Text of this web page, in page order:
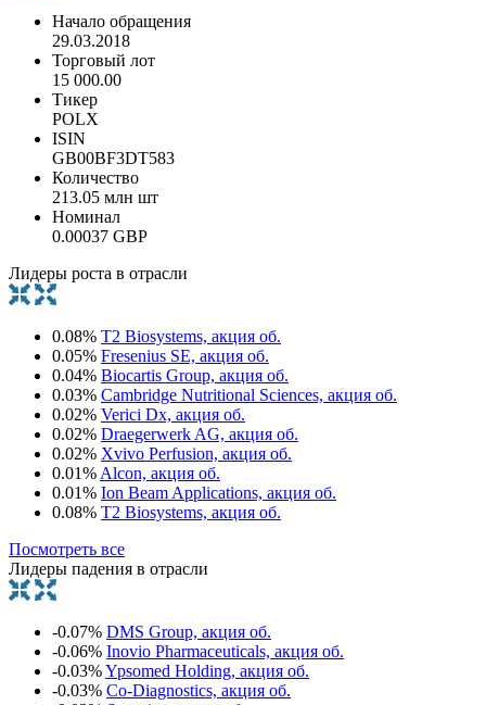
Начало обращения
29.03.2018
Торговый лот
15 000.00
Тикер
POLX
ISIN
GB00BF3DT583
Количество
213.05 млн шт
Номинал
0.00037 GBP
Лидеры роста в отрасли
0.08% T2 Biosystems, акция об.
0.05% Fresenius SE, акция об.
0.04% Biocartis Group, акция об.
0.03% Cambridge Nutritional Sciences, акция об.
0.02% Verici Dx, акция об.
0.02% Draegerwerk AG, акция об.
0.02% Xvivo Perfusion, акция об.
0.01% Alcon, акция об.
0.01% Ion Beam Applications, акция об.
0.08% T2 Biosystems, акция об.
Посмотреть все
Лидеры падения в отрасли
-0.07% DMS Group, акция об.
-0.06% Inovio Pharmaceuticals, акция об.
-0.03%Ypsomed Holding, акция об.
-0.03% Co-Diagnostics, акция об.